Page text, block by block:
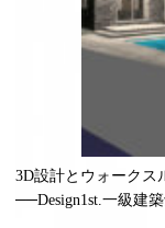
3D設計とウォークス
──Design1st.一級建